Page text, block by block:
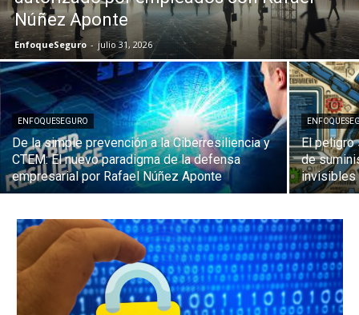
Núñez Aponte
EnfoqueSeguro - julio 31, 2026
ENFOQUESEGURO
De la simple prevención a la Ciberresiliencia y
CTEM: El nuevo paradigma de la defensa
empresarial por Rafael Núñez Aponte
El peligro
de
invisibles